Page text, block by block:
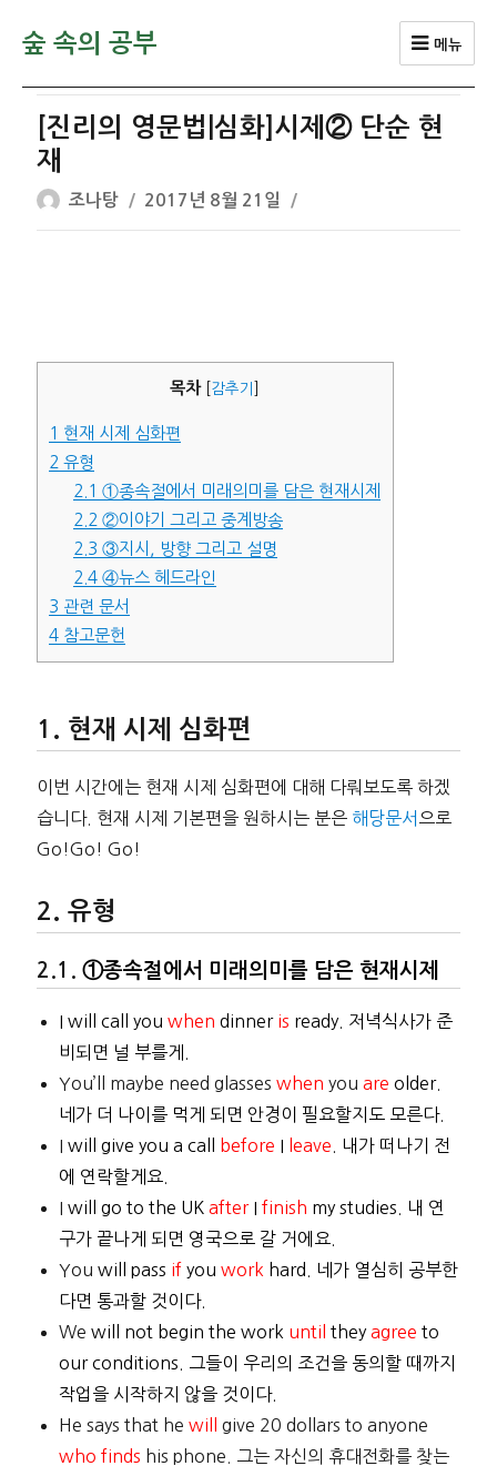
숲 속의 공부 메뉴
[진리의 영문법|심화]시제② 단순 현
재
글
쓴
조나탕
작
성
2017년 8월 21일
목차 감추기
1 현재 시제 심화편
2 유형
2.1 ①종속절에서 미래의미를 담은 현재시제
2.2 ②이야기 그리고 중계방송
2.3 ③지시, 방향 그리고 설명
2.4 ④뉴스 헤드라인
3 관련 문서
4참고문헌
현재 시제 심화편
이번 시간에는 현재 시제 심화편에 대해 다뤄보도록 하겠
습니다. 현재 시제 기본편을 원하시는 분은 해당문서 으로
Go!Go! Go!
유형
①종속절에서 미래의미를 담은 현재시제
I will call you when dinner is ready. 저녁식사가 준
비되면 널 부를게.
You’ll maybe need glasses when you are older.
네가 더 나이를 먹게 되면 안경이 필요할지도 모른다.
I will give you a call before I leave . 내가 떠나기 전
에 연락할게요.
I will go to the UK afterI finish my studies. 내 연
구가 끝나게 되면 영국으로 갈 거에요.
You will pass if you work hard. 네가 열심히 공부한
다면 통과할 것이다.
We will not begin the work until they agree to
our conditions. 그들이 우리의 조건을 동의할 때까지
작업을 시작하지 않을 것이다.
He says that he will
give 20 dollars to anyone
who finds his phone. 그는 자신의 휴대전화를 찾는